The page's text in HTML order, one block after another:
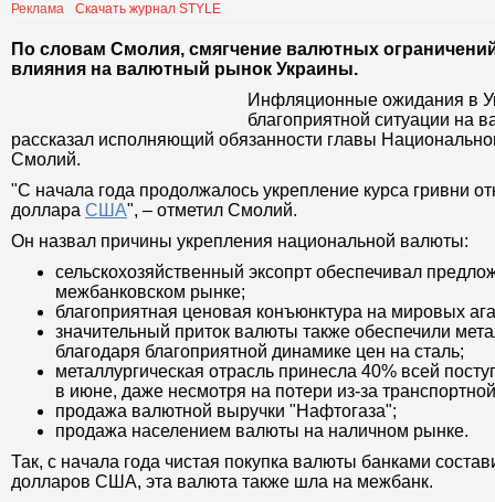
Реклама Скачать журнал STYLE
По словам Смолия, смягчение валютных
влияния на валютный рынок Украины.
Инфляционные ожидания в
благоприятной ситуации на
рассказал исполняющий
"С начала года продолжалось укрепление курса гривни
доллара США", – отметил Смолий.
Он назвал причины укрепления национальной валюты:
сельскохозяйственный эксопрт обеспечивал
межбанковском рынке;
благоприятная ценовая конъюнктура на мировых
значительный приток валюты также обеспечили
благодаря благоприятной динамике цен на сталь;
металлургическая отрасль принесла 40% всей
в июне, даже несмотря на потери из-за
продажа валютной выручки "Нафтогаза";
продажа населением валюты на наличном рынке.
Так, с начала года чистая покупка валюты банками
долларов США, эта валюта также шла на межбанк.